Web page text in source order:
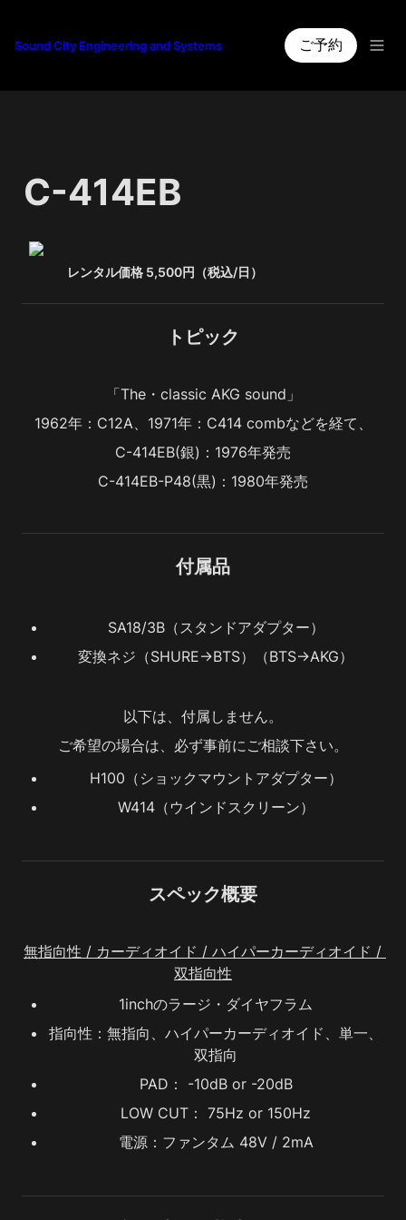
Sound City Engineering and Systems ご予約
C-414EB
レンタル価格 5,500円（税込/日）
トピック
「The・classic AKG sound」
1962年：C12A、1971年：C414 combなどを経て、
C-414EB(銀)：1976年発売
C-414EB-P48(黒)：1980年発売
付属品
SA18/3B（スタンドアダプター）
変換ネジ（SHURE→BTS）（BTS→AKG）
以下は、付属しません。
ご希望の場合は、必ず事前にご相談下さい。
H100（ショックマウントアダプター）
W414（ウインドスクリーン）
スペック概要
無指向性 / カーディオイド / ハイパーカーディオイド /
双指向性
1inchのラージ・ダイヤフラム
指向性：無指向、ハイパーカーディオイド、単一、
双指向
PAD： -10dB or -20dB
LOW CUT： 75Hz or 150Hz
電源：ファンタム 48V / 2mA